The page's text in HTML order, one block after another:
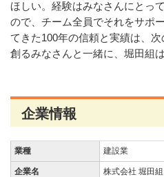
ほしい。経験はみなさんにとっ
ので、チーム全員でそれをサポ
てきた100年の信頼と実績は、
創るみなさんと一緒に、堀田組
企業情報
業種 建設業
企業名 株式会社 堀田組